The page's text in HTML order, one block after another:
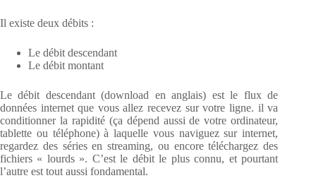
Il existe deux débits :
Le débit descendant
Le débit montant
Le débit descendant (download en anglais) est le flux de
données internet que vous allez recevez sur votre ligne. il va
conditionner la rapidité (ça dépend aussi de votre ordinateur,
tablette ou téléphone) à laquelle vous naviguez sur internet,
regardez des séries en streaming, ou encore téléchargez des
fichiers « lourds ». C’est le débit le plus connu, et pourtant
l’autre est tout aussi fondamental.